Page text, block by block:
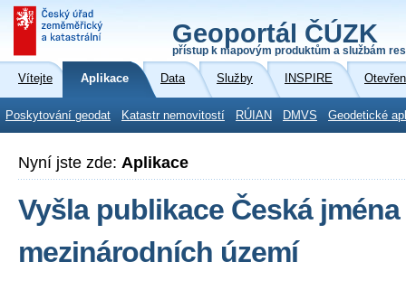
Geoportál ČÚZK
přístup k mapovým produktům a službám
Vítejte Aplikace Data Služby INSPIRE
Poskytování geodat Katastr nemovitostí RÚIAN DMVS Geodetické
Nyní jste zde: Aplikace
Vyšla publikace Česká
mezinárodních území